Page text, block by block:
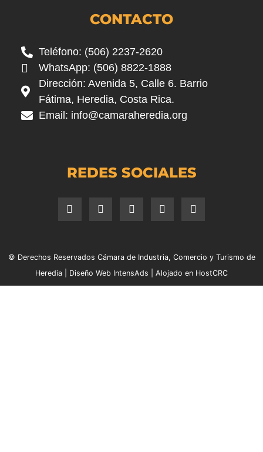
CONTACTO
Teléfono: (506) 2237-2620
WhatsApp: (506) 8822-1888
Dirección: Avenida 5, Calle 6. Barrio
Fátima, Heredia, Costa Rica.
Email: info@camaraheredia.org
REDES SOCIALES
© Derechos Reservados Cámara de Industria, Comercio y Turismo de
Heredia | Diseño Web IntensAds Alojado en HostCRC